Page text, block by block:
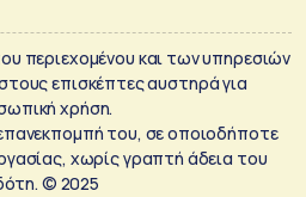
περιεχομένου και των υπηρεσιών
επισκέπτες αυστηρά για
χρήση.
του, σε οποιοδήποτε
χωρίς γραπτή άδεια του
© 2025